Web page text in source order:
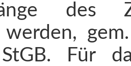
des
Für